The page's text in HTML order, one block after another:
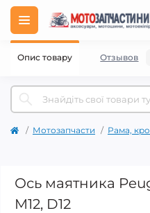
Мотозапчасти Рама,
Ось маятника
M12, D12
Опис товару Отзывов